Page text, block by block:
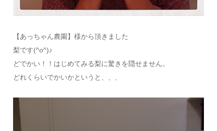
【あっちゃん農園】様から頂きました
梨です(^o^)♪
どでかい！！はじめてみる梨に驚きを隠せません。
どれくらいでかいかというと、、、